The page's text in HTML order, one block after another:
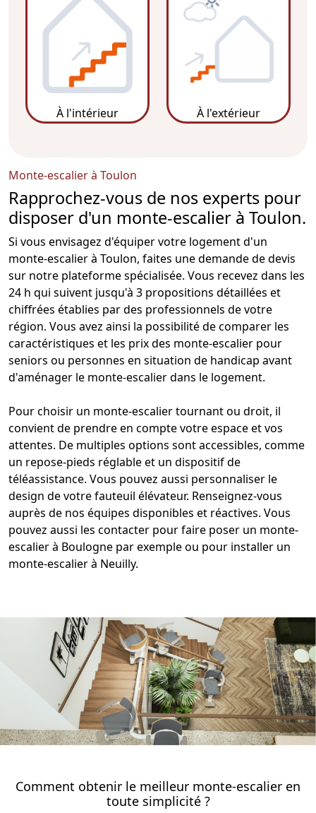
À l'intérieur À l'extérieur
Monte-escalier à Toulon
Rapprochez-vous de nos experts pour
disposer d'un monte-escalier à Toulon.
Si vous envisagez d'équiper votre logement d'un
monte-escalierà Toulon, faites une demande de devis
sur notre plateforme spécialisée. Vous recevez dans les
24 h qui suivent jusqu'à 3 propositions détaillées et
chiffrées établies par des professionnels de votre
région. Vous avez ainsi la possibilité de comparer les
caractéristiques et les prix des monte-escalier pour
seniors ou personnes en situation de handicap avant
d'aménager le monte-escalier dans le logement.
Pour choisir un monte-escalier tournantou droit, il
convient de prendre en compte votre espace et vos
attentes. De multiples options sont accessibles, comme
un repose-pieds réglable et un dispositif de
téléassistance. Vous pouvez aussi personnaliser le
design de votrefauteuil élévateur. Renseignez-vous
auprès de nos équipes disponibles et réactives. Vous
pouvez aussi les contacter pour faire poser un monte-
escalier à Boulogne par exemple ou pour installer un
monte-escalier à Neuilly.
Comment obtenir le meilleur monte-escalier en
toute simplicité ?